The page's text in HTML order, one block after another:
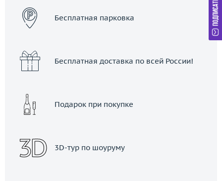
Бесплатная парковка
Бесплатная доставка по всей России!
Подарок при покупке
3D-тур по шоуруму